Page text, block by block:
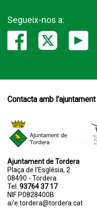
Segueix-nos a:
Contacta amb l'ajuntament
Ajuntament de Tordera
Plaça de l'Església, 2
08490 - Tordera
Tel. 93764 37 17
NIF P0828400B
a/e tordera@tordera.cat